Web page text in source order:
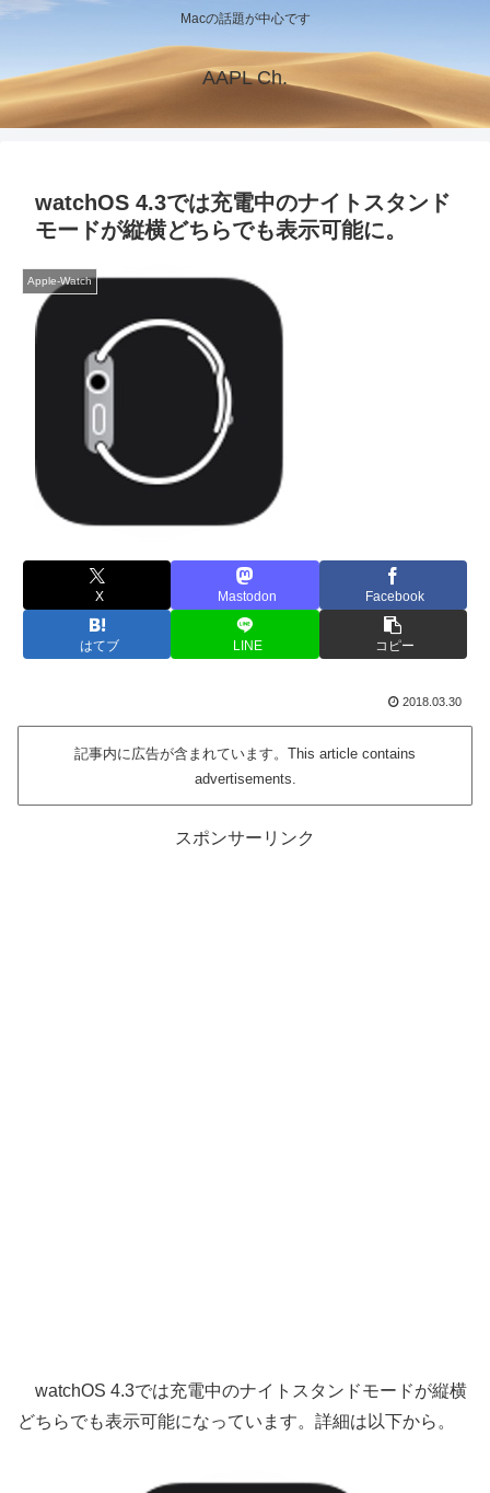
Macの話題が中心です
AAPL Ch.
watchOS 4.3では充電中のナイトスタンド
モードが縦横どちらでも表示可能に。
Apple-Watch
X Mastodon Facebook
はてブ LINE コピー
2018.03.30
記事内に広告が含まれています。This article contains
advertisements.
スポンサーリンク
watchOS 4.3では充電中のナイトスタンドモードが縦横
どちらでも表示可能になっています。詳細は以下から。